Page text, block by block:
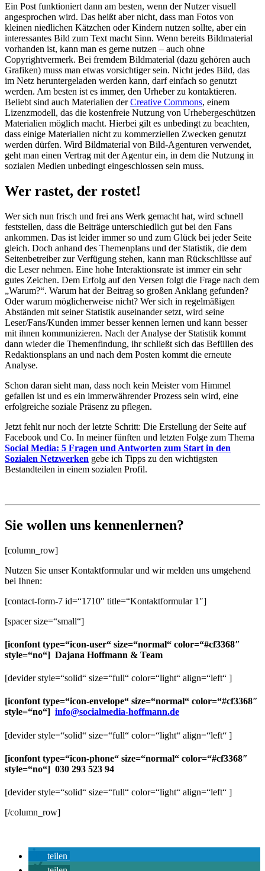
Ein Post funktioniert dann am besten, wenn der Nutzer visuell
angesprochen wird. Das heißt aber nicht, dass man Fotos von
kleinen niedlichen Kätzchen oder Kindern nutzen sollte, aber ein
interessantes Bild zum Text macht Sinn. Wenn bereits Bildmaterial
vorhanden ist, kann man es gerne nutzen – auch ohne
Copyrightvermerk. Bei fremdem Bildmaterial (dazu gehören auch
Grafiken) muss man etwas vorsichtiger sein. Nicht jedes Bild, das
im Netz heruntergeladen werden kann, darf einfach so genutzt
werden. Am besten ist es immer, den Urheber zu kontaktieren.
Beliebt sind auch Materialien derCreative Commons, einem
Lizenzmodell, das die kostenfreie Nutzung von Urhebergeschützen
Materialien möglich macht. Hierbei gilt es unbedingt zu beachten,
dass einige Materialien nicht zu kommerziellen Zwecken genutzt
werden dürfen. Wird Bildmaterial von Bild-Agenturen verwendet,
geht man einen Vertrag mit der Agentur ein, in dem die Nutzung in
sozialen Medien unbedingt eingeschlossen sein muss.
Wer rastet, der rostet!
Wer sich nun frisch und frei ans Werk gemacht hat, wird schnell
feststellen, dass die Beiträge unterschiedlich gut bei den Fans
ankommen. Das ist leider immer so und zum Glück bei jeder Seite
gleich. Doch anhand des Themenplans und der Statistik, die dem
Seitenbetreiber zur Verfügung stehen, kann man Rückschlüsse auf
die Leser nehmen. Eine hohe Interaktionsrate ist immer ein sehr
gutes Zeichen. Dem Erfolg auf den Versen folgt die Frage nach dem
„Warum?“. Warum hat der Beitrag so großen Anklang gefunden?
Oder warum möglicherweise nicht? Wer sich in regelmäßigen
Abständen mit seiner Statistik auseinander setzt, wird seine
Leser/Fans/Kunden immer besser kennen lernen und kann besser
mit ihnen kommunizieren. Nach der Analyse der Statistik kommt
dann wieder die Themenfindung, ihr schließt sich das Befüllen des
Redaktionsplans an und nach dem Posten kommt die erneute
Analyse.
Schon daran sieht man, dass noch kein Meister vom Himmel
gefallen ist und es ein immerwährender Prozess sein wird, eine
erfolgreiche soziale Präsenz zu pflegen.
Jetzt fehlt nur noch der letzte Schritt: Die Erstellung der Seite auf
Facebook und Co. In meiner fünften und letzten Folge zum Thema
Social Media: 5 Fragen und Antworten zum Start in den
Sozialen Netzwerken gebe ich Tipps zu den wichtigsten
Bestandteilen in einem sozialen Profil.
Sie wollen uns kennenlernen?
[column_row]
Nutzen Sie unser Kontaktformular und wir melden uns umgehend
bei Ihnen:
[contact-form-7 id=“1710″ title=“Kontaktformular 1″]
[spacer size=“small“]
[iconfont type=“icon-user“ size=“normal“ color=“#cf3368″
style=“no“] Dajana Hoffmann & Team
[devider style=“solid“ size=“full“ color=“light“ align=“left“ ]
[iconfont type=“icon-envelope“ size=“normal“ color=“#cf3368″
style=“no“] info@socialmedia-hoffmann.de
[devider style=“solid“ size=“full“ color=“light“ align=“left“ ]
[iconfont type=“icon-phone“ size=“normal“ color=“#cf3368″
style=“no“] 030 293 523 94
[devider style=“solid“ size=“full“ color=“light“ align=“left“ ]
[/column_row]
teilen